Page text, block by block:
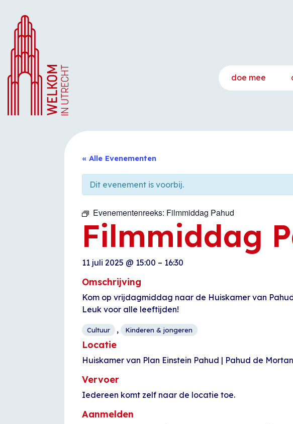
doe mee
« Alle Evenementen
Dit evenement is voorbij.
Evenementenreeks: Filmmiddag Pahud
Filmmiddag
11 juli 2025 @ 15:00 – 16:30
Omschrijving
Kom op vrijdagmiddag naar de Huiskamer van
Leuk voor alle leeftijden!
Cultuur , Kinderen & jongeren
Locatie
Huiskamer van Plan Einstein Pahud | Pahud de
Vervoer
Iedereen komt zelf naar de locatie toe.
Aanmelden